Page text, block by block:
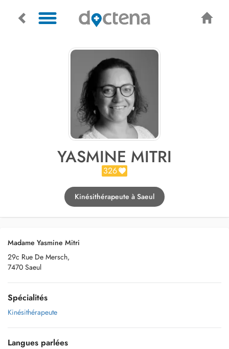
YASMINE MITRI
326
Kinésithérapeute à Saeul
Madame Yasmine Mitri
29c Rue De Mersch,
7470 Saeul
Spécialités
Kinésithérapeute
Langues parlées